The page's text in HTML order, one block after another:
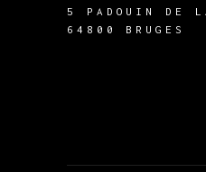
5 PADOUIN DE
64800 BRUGES